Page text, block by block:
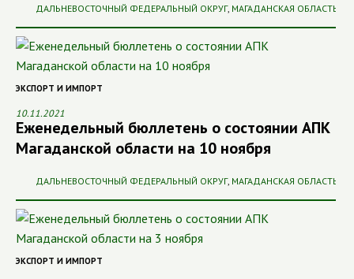
ДАЛЬНЕВОСТОЧНЫЙ ФЕДЕРАЛЬНЫЙ ОКРУГ, МАГАДАНСКАЯ ОБЛАСТЬ
ЭКСПОРТ И ИМПОРТ
10.11.2021
Еженедельный бюллетень о состоянии АПК
Магаданской области на 10 ноября
ДАЛЬНЕВОСТОЧНЫЙ ФЕДЕРАЛЬНЫЙ ОКРУГ, МАГАДАНСКАЯ ОБЛАСТЬ
ЭКСПОРТ И ИМПОРТ